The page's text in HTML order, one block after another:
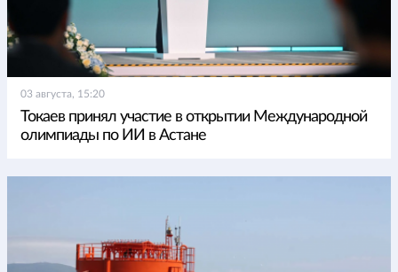
03 августа, 15:20
Токаев принял участие в открытии Международной
олимпиады по ИИ в Астане